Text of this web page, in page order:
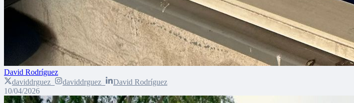
David Rodríguez
daviddrguez_
daviddrguez_
David Rodríguez
10/04/2026